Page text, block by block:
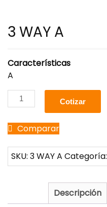
3 WAY A
Características
A
Cotizar
Comparar
SKU: 3 WAY A Categoría:
Descripción